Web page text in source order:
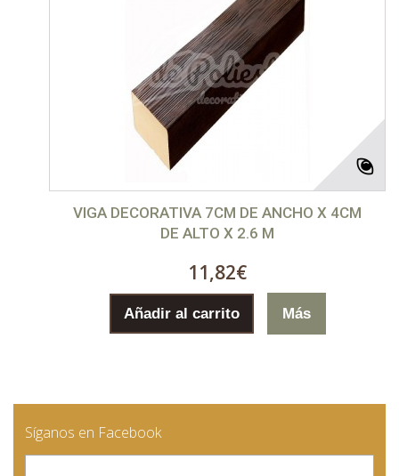
VIGA DECORATIVA 7CM DE ANCHO X 4CM
DE ALTO X 2.6 M
11,82€
Añadir al carrito Más
Síganos en Facebook